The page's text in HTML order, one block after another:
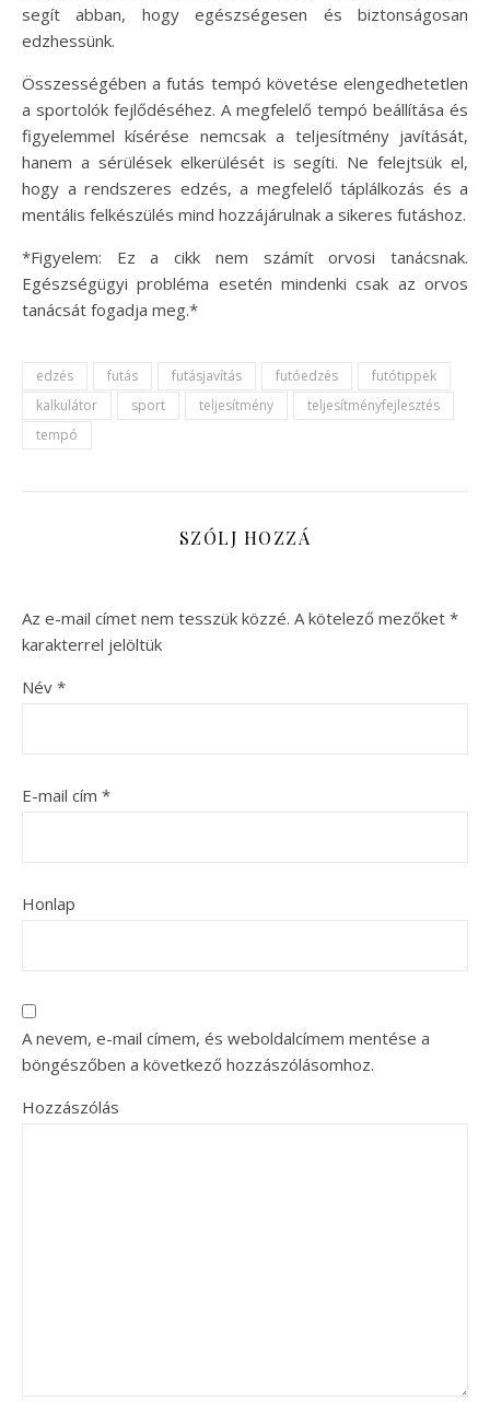
segít abban, hogy egészségesen és biztonságosan
edzhessünk.
Összességében a futás tempó követése elengedhetetlen
a sportolók fejlődéséhez. A megfelelő tempó beállítása és
figyelemmel kísérése nemcsak a teljesítmény javítását,
hanem a sérülések elkerülését is segíti. Ne felejtsük el,
hogy a rendszeres edzés, a megfelelő táplálkozás és a
mentális felkészülés mind hozzájárulnak a sikeres futáshoz.
*Figyelem: Ez a cikk nem számít orvosi tanácsnak.
Egészségügyi probléma esetén mindenki csak az orvos
tanácsát fogadja meg.*
edzés futás futásjavítás futóedzés
futótippek
kalkulátor
sport teljesítmény
teljesítményfejlesztés
tempó
SZÓLJ HOZZÁ
Az e-mail címet nem tesszük közzé. A kötelező mezőket *
karakterrel jelöltük
Név *
E-mail cím *
Honlap
A nevem, e-mail címem, és weboldalcímem mentése a
böngészőben a következő hozzászólásomhoz.
Hozzászólás